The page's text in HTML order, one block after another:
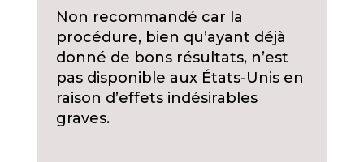
Non recommandé car la
procédure, bien qu’ayant déjà
donné de bons résultats, n’est
pas disponible aux États-Unis en
raison d’effets indésirables
graves.